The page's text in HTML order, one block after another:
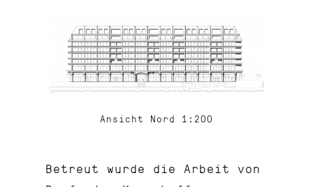
Ansicht Nord 1:200
Betreut wurde die Arbeit von